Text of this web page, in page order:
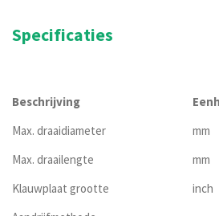
Specificaties
Beschrijving
Max. draaidiameter
mm
Max. draailengte
mm
Klauwplaat grootte
inch